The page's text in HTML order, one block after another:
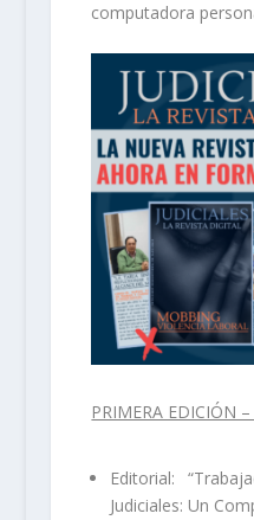
computadora
PRIMERA EDICIÓN
Editorial:
Judiciales: Un